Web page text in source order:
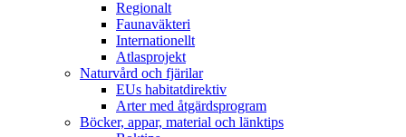
Regionalt
Faunaväkteri
Internationellt
Atlasprojekt
Naturvård och fjärilar
EUs habitatdirektiv
Arter med åtgärdsprogram
Böcker, appar, material och länktips